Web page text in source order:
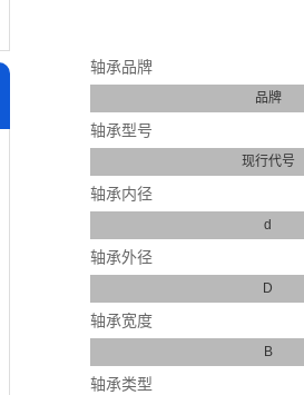
轴承品牌
品牌
轴承型号
现行代号
轴承内径
d
轴承外径
D
轴承宽度
B
轴承类型